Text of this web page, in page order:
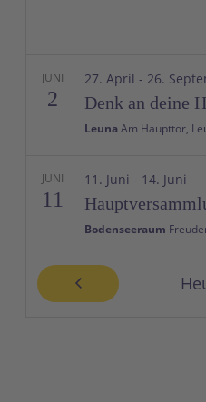
JUNI
2 Denk an deine
27. April - 26.
Leuna Am
JUNI
11
11. Juni - 14. Juni
Bodenseeraum
20 Wiesenkonzert
Ganztägig